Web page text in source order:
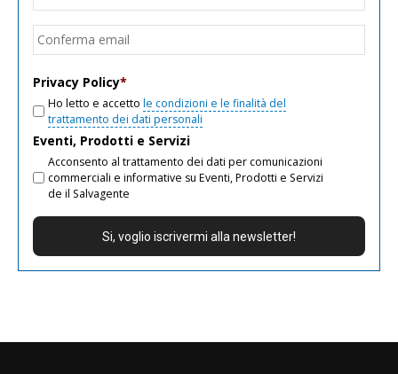
Privacy Policy*
Ho letto e accetto le condizioni e le finalità del
trattamento dei dati personali
Eventi, Prodotti e Servizi
Acconsento al trattamento dei dati per comunicazioni
commerciali e informative su Eventi, Prodotti e Servizi
de il Salvagente